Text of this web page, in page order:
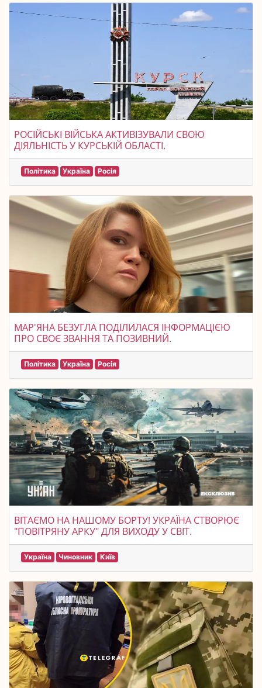
РОСІЙСЬКІ ВІЙСЬКА АКТИВІЗУВАЛИ СВОЮ
ДІЯЛЬНІСТЬ У КУРСЬКІЙ ОБЛАСТІ.
Політика Україна Росія
МАР'ЯНА БЕЗУГЛА ПОДІЛИЛАСЯ ІНФОРМАЦІЄЮ
ПРО СВОЄ ЗВАННЯ ТА ПОЗИВНИЙ.
Політика Україна Росія
ВІТАЄМО НА НАШОМУ БОРТУ! УКРАЇНА СТВОРЮЄ
"ПОВІТРЯНУ АРКУ" ДЛЯ ВИХОДУ У СВІТ.
Україна Чиновник Київ